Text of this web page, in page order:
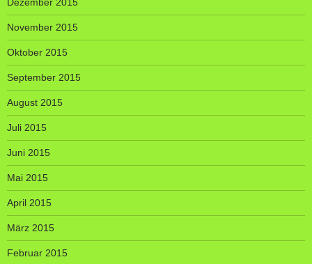
November 2015
Oktober 2015
September 2015
August 2015
Juli 2015
Juni 2015
Mai 2015
April 2015
März 2015
Februar 2015